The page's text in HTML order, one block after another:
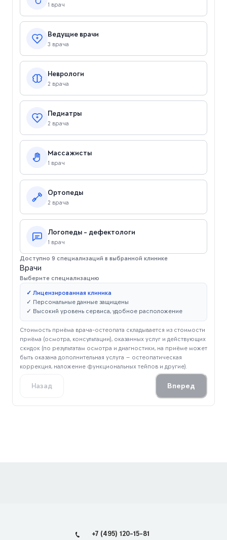
1 врач
Ведущие врачи
3 врача
Неврологи
2 врача
Педиатры
2 врача
Массажисты
1 врач
Ортопеды
2 врача
Логопеды - дефектологи
1 врач
Доступно 9 специализаций в выбранной клинике
Врачи
Выберите специализацию
✓ Лицензированная клиника
✓ Персональные данные защищены
✓ Высокий уровень сервиса, удобное расположение
Стоимость приёма врача-остеопата складывается из стоимости
приёма (осмотра, консультации), оказанных услуг и действующих
скидок (по результатам осмотра и диагностики, на приёме может
быть оказана дополнительная услуга — остеопатическая
коррекция, наложение функциональных тейпов и другие).
Назад Вперед
+7 (495) 120-15-81